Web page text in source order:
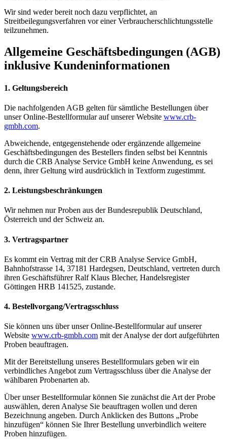
Wir sind weder bereit noch dazu verpflichtet, an
Streitbeilegungsverfahren vor einer Verbraucherschlichtungsstelle
teilzunehmen.
Allgemeine Geschäftsbedingungen (AGB)
inklusive Kundeninformationen
1. Geltungsbereich
Die nachfolgenden AGB gelten für sämtliche Bestellungen über
unser Online-Bestellformular auf unserer Website www.crb-
gmbh.com.
Abweichende, entgegenstehende oder ergänzende allgemeine
Geschäftsbedingungen des Bestellers finden selbst bei Kenntnis
durch die CRB Analyse Service GmbH keine Anwendung, es sei
denn, ihrer Geltung wird ausdrücklich in Textform zugestimmt.
2. Leistungsbeschränkungen
Wir nehmen nur Proben aus der Bundesrepublik Deutschland,
Österreich und der Schweiz an.
3. Vertragspartner
Es kommt ein Vertrag mit der CRB Analyse Service GmbH,
Bahnhofstrasse 14, 37181 Hardegsen, Deutschland, vertreten durch
ihren Geschäftsführer Ralf Klaus Blecher, Handelsregister
Göttingen HRB 141525, zustande.
4. Bestellvorgang/Vertragsschluss
Sie können uns über unser Online-Bestellformular auf unserer
Website www.crb-gmbh.com mit der Analyse der dort aufgeführten
Proben beauftragen.
Mit der Bereitstellung unseres Bestellformulars geben wir ein
verbindliches Angebot zum Vertragsschluss über die Analyse der
wählbaren Probenarten ab.
Über unser Bestellformular können Sie zunächst die Art der Probe
auswählen, deren Analyse Sie beauftragen wollen und deren
Bezeichnung angeben. Durch Anklicken des Buttons „Probe
hinzufügen“ können Sie Ihrer Bestellung unverbindlich weitere
Proben hinzufügen.